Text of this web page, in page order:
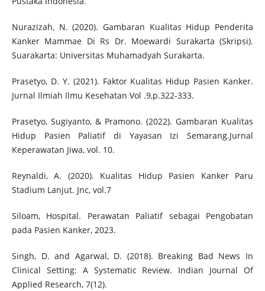
Nurazizah, N. (2020). Gambaran Kualitas Hidup Penderita
Kanker Mammae Di Rs Dr. Moewardi Surakarta (Skripsi).
Suarakarta: Universitas Muhamadyah Surakarta.
Prasetyo, D. Y. (2021). Faktor Kualitas Hidup Pasien Kanker.
Jurnal Ilmiah Ilmu Kesehatan Vol .9,p.322-333.
Prasetyo, Sugiyanto, & Pramono. (2022). Gambaran Kualitas
Hidup Pasien Paliatif di Yayasan Izi Semarang.Jurnal
Keperawatan Jiwa, vol. 10.
Reynaldi, A. (2020). Kualitas Hidup Pasien Kanker Paru
Stadium Lanjut. Jnc, vol.7
Siloam, Hospital. Perawatan Paliatif sebagai Pengobatan
pada Pasien Kanker, 2023.
Singh, D. and Agarwal, D. (2018). Breaking Bad News In
Clinical Setting: A Systematic Review. Indian Journal Of
Applied Research, 7(12).